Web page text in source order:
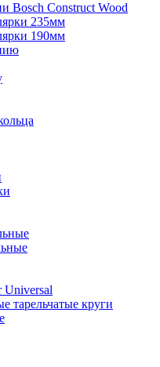
Bosch Construct Wood
235мм
190мм
Universal
тарельчатые круги